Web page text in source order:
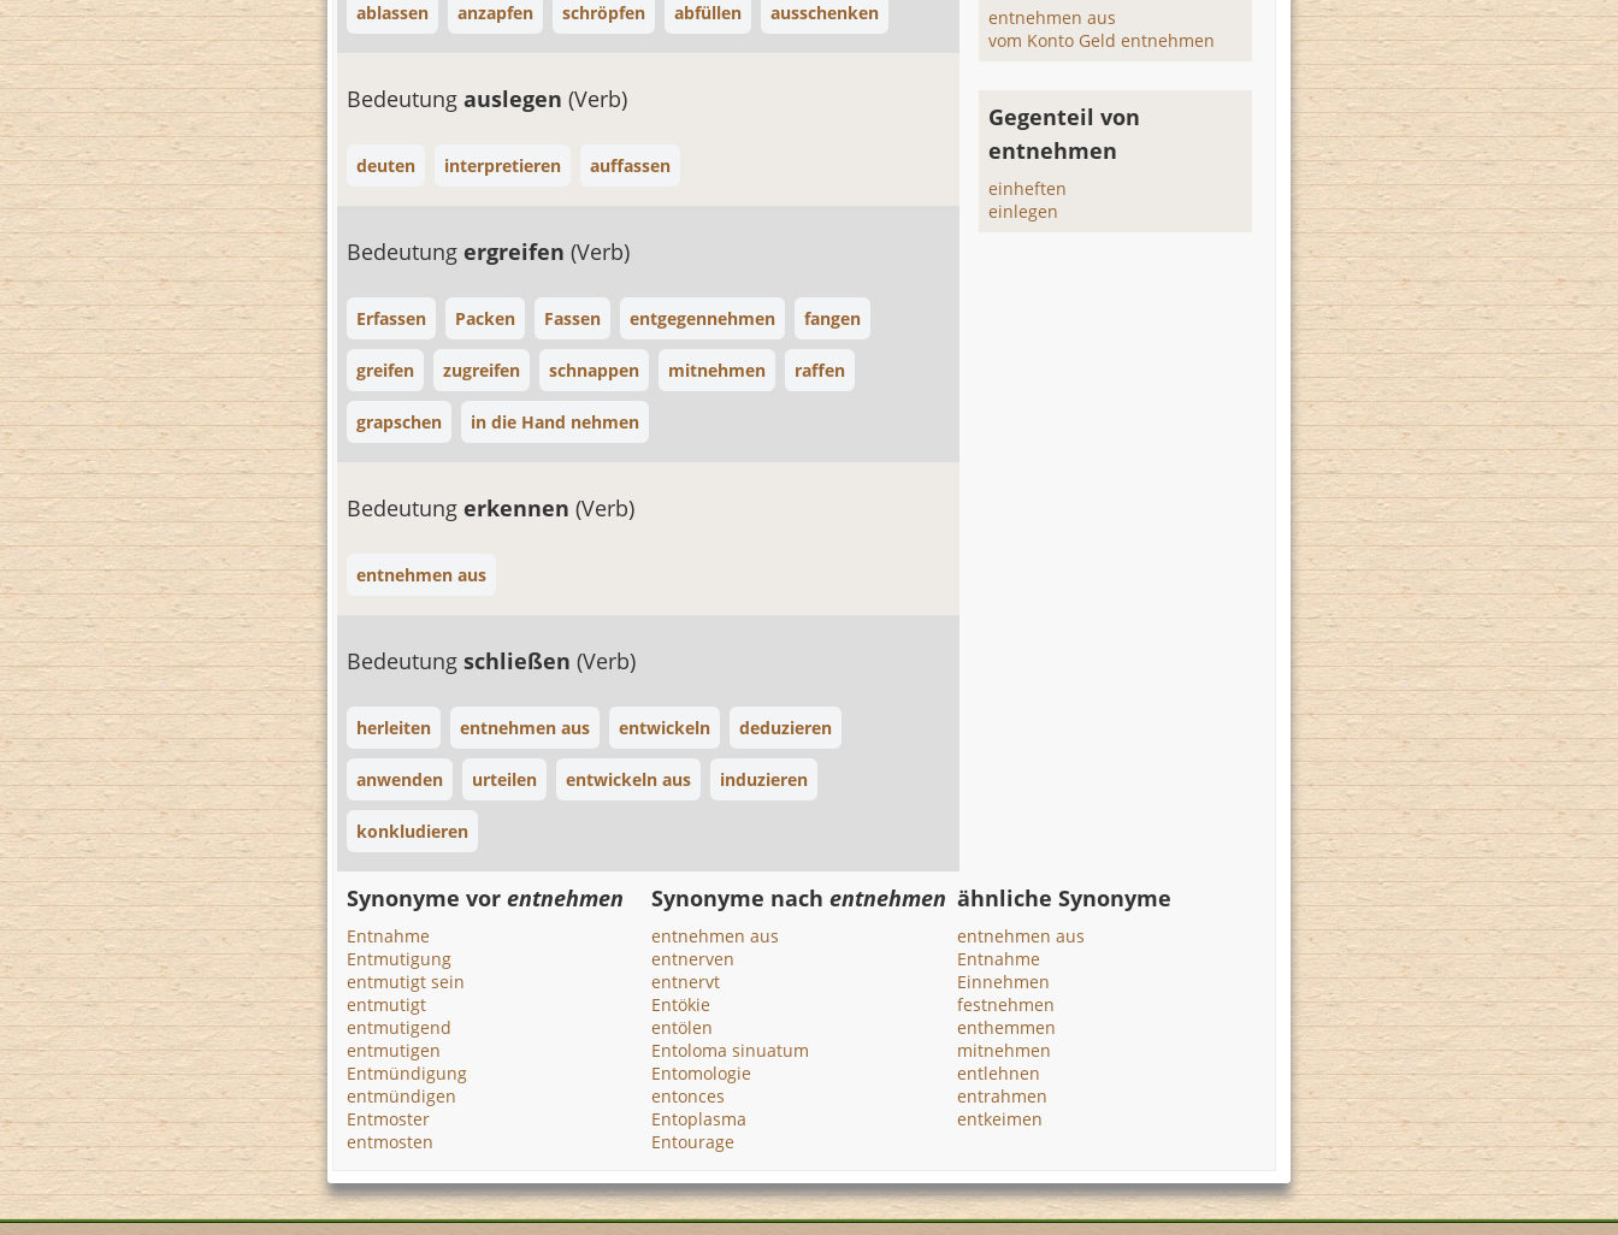
ablassen anzapfen schröpfen abfüllen ausschenken
Bedeutung auslegen (Verb)
deuten interpretieren auffassen
Bedeutung ergreifen (Verb)
Erfassen Packen Fassen entgegennehmen fangen
greifen zugreifen schnappen mitnehmen raffen
grapschen in die Hand nehmen
Bedeutung erkennen (Verb)
entnehmen aus
Bedeutung schließen (Verb)
herleiten entnehmen aus entwickeln deduzieren
anwenden urteilen entwickeln aus induzieren
konkludieren
entnehmen aus
vom Konto Geld entnehmen
Gegenteil von
entnehmen
einheften
einlegen
Synonyme vor entnehmen
Entnahme
Entmutigung
entmutigt sein
entmutigt
entmutigend
entmutigen
Entmündigung
entmündigen
Entmoster
entmosten
Synonyme nachentnehmen
entnehmen aus
entnerven
entnervt
Entökie
entölen
Entoloma sinuatum
Entomologie
entonces
Entoplasma
Entourage
ähnliche Synonyme
entnehmen aus
Entnahme
Einnehmen
festnehmen
enthemmen
mitnehmen
entlehnen
entrahmen
entkeimen